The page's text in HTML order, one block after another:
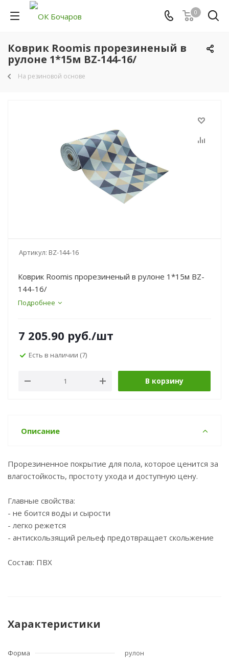
0
Коврик Roomis прорезиненый в
рулоне 1*15м BZ-144-16/
На резиновой основе
Артикул: BZ-144-16
Коврик Roomis прорезиненый в рулоне 1*15м BZ-
144-16/
Подробнее
7 205.90 руб./шт
Есть в наличии (7)
В корзину
Описание
Прорезиненное покрытие для пола, которое ценится за
влагостойкость, простоту ухода и доступную цену.
Главные свойства:
- не боится воды и сырости
- легко режется
- антискользящий рельеф предотвращает скольжение
Состав: ПВХ
Характеристики
Форма
рулон